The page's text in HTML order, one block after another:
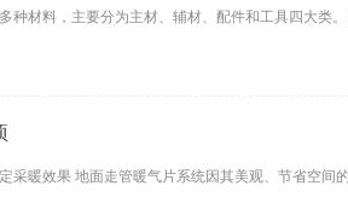
料，主要分为主材、辅材、配件和工具四大类。以下是详
采暖效果 地面走管暖气片系统因其美观、节省空